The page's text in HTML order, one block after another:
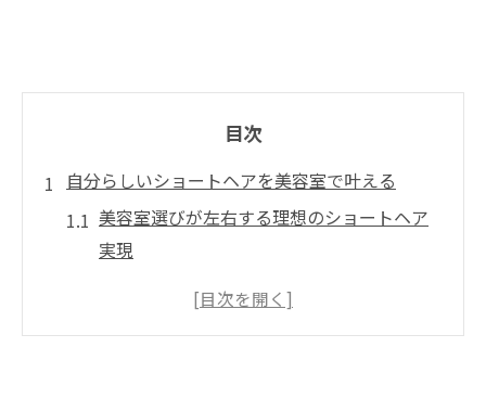
目次
自分らしいショートヘアを美容室で叶える
美容室選びが左右する理想のショートヘア
実現
骨格や髪質に合うショートヘアを美容室で